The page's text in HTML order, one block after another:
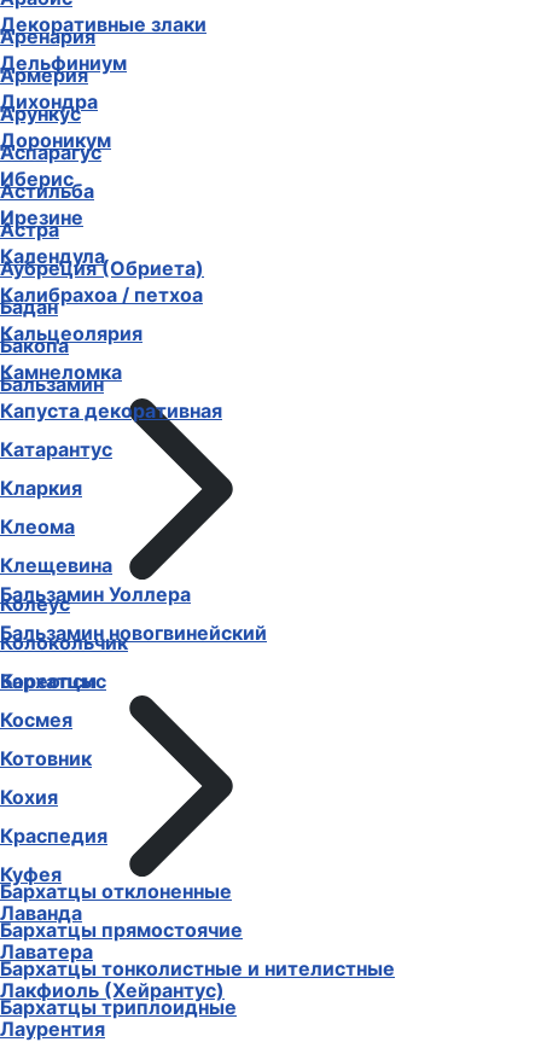
Аренария
Армерия
Арункус
Аспарагус
Астильба
Астра
Аубреция (Обриета)
Бадан
Бакопа
Бальзамин
Бальзамин Уоллера
Бальзамин новогвинейский
Бархатцы
Бархатцы отклоненные
Бархатцы прямостоячие
Бархатцы тонколистные и нителистные
Бархатцы триплоидные
Декоративные злаки
Дельфиниум
Дихондра
Дороникум
Иберис
Ирезине
Календула
Калибрахоа / петхоа
Кальцеолярия
Камнеломка
Капуста декоративная
Катарантус
Кларкия
Клеома
Клещевина
Колеус
Колокольчик
Кореопсис
Космея
Котовник
Кохия
Краспедия
Куфея
Лаванда
Лаватера
Лакфиоль (Хейрантус)
Лаурентия